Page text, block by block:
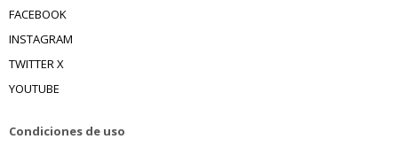
FACEBOOK
INSTAGRAM
TWITTER X
YOUTUBE
Condiciones de uso